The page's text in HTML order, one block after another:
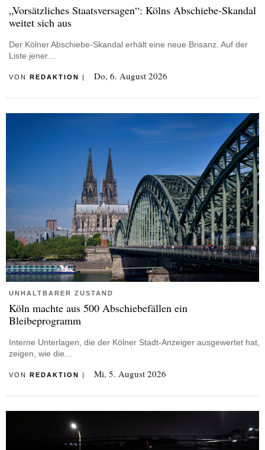
„Vorsätzliches Staatsversagen“: Kölns Abschiebe-Skandal
weitet sich aus
Der Kölner Abschiebe-Skandal erhält eine neue Brisanz. Auf der
Liste jener…
VON REDAKTION | Do, 6. August 2026
UNHALTBARER ZUSTAND
Köln machte aus 500 Abschiebefällen ein
Bleibeprogramm
Interne Unterlagen, die der Kölner Stadt-Anzeiger ausgewertet hat,
zeigen, wie die…
VON REDAKTION | Mi, 5. August 2026